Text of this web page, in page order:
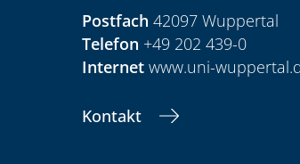
Postfach 42097 Wuppertal
Telefon +49 202 439-0
Internet www.uni-
Kontakt